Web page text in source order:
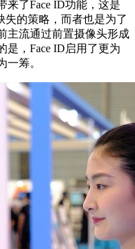
来了Face ID功能，这是
失的策略，而者也是为了
主流通过前置摄像头形成
是，Face ID启用了更为
一筹。